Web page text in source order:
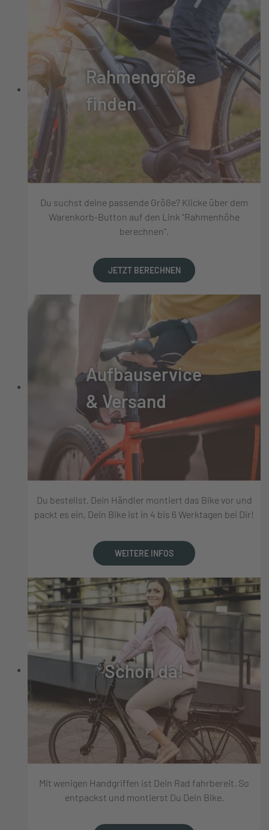
Rahmengröße
finden
Du suchst deine passende Größe? Klicke über dem
Warenkorb-Button auf den Link "Rahmenhöhe
berechnen".
JETZT BERECHNEN
Aufbauservice
& Versand
Du bestellst, Dein Händler montiert das Bike vor und
packt es ein, Dein Bike ist in 4 bis 6 Werktagen bei Dir!
WEITERE INFOS
Schon da!
Mit wenigen Handgriffen ist Dein Rad fahrbereit. So
entpackst und montierst Du Dein Bike.